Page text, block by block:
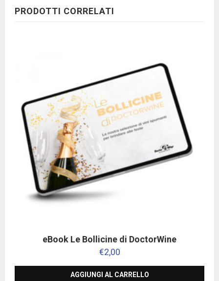
PRODOTTI CORRELATI
eBook Le Bollicine di DoctorWine
€2,00
AGGIUNGI AL CARRELLO